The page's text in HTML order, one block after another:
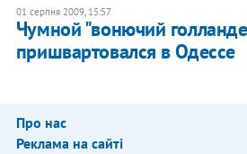
01 серпня 2009, 15:57
Чумной "вонючий
пришвартовался в Одессе
Про нас
Реклама на сайті